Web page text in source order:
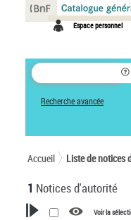
Espace personnel
Recherche avancée
Accueil Liste de notices
1 Notices d'autorité
Voir la
Panneau de gestion des cookies